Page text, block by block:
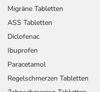
Migräne Tabletten
ASS Tabletten
Diclofenac
Ibuprofen
Paracetamol
Regelschmerzen Tabletten